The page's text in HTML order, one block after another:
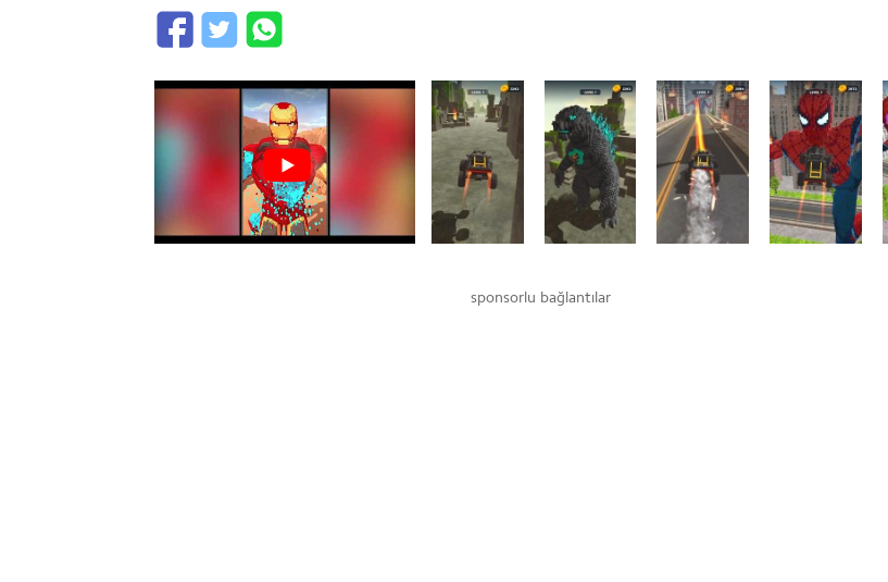
sponsorlu bağlantılar